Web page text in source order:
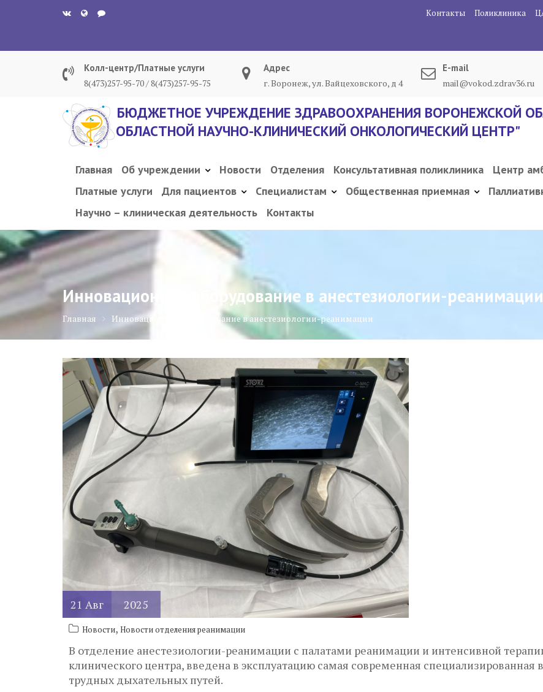
Контакты Поликлиника
Колл-центр/Платные услуги
8(473)257-95-70 / 8(473)257-95-75
Адрес
г. Воронеж, ул. Вайцеховского, д 4
E-mail
mail@vokod.zdrav36.ru
БЮДЖЕТНОЕ УЧРЕЖДЕНИЕ ЗДРАВООХРАНЕНИЯ ВОРОНЕЖСКОЙ
ОБЛАСТНОЙ НАУЧНО-КЛИНИЧЕСКИЙ ОНКОЛОГИЧЕСКИЙ ЦЕНТР"
Главная Об учреждении Новости Отделения Консультативная поликлиника
Центр
Платные услуги
Для пациентов Специалистам Общественная приемная
Научно – клиническая деятельность
Контакты
Инновационное оборудование в анестезиологии-реанимации
Главная Инновационное оборудование в анестезиологии-реанимации
21 Авг 2025
Новости, Новости отделения реанимации
В отделение анестезиологии-реанимации с палатами реанимации и интенсивной
клинического центра, введена в эксплуатацию самая современная специализированная
трудных дыхательных путей.